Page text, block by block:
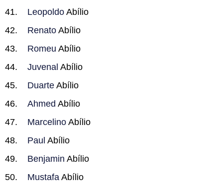
Leopoldo Abílio
Renato Abílio
Romeu Abílio
Juvenal Abílio
Duarte Abílio
Ahmed Abílio
Marcelino Abílio
Paul Abílio
Benjamin Abílio
Mustafa Abílio